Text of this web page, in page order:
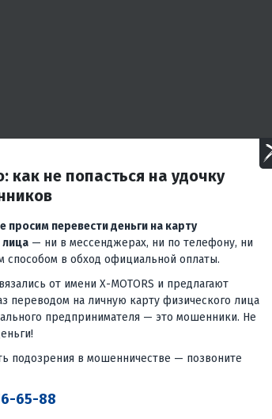
с доставкой по всей России можно на
ruchek
как не попасться на удочку
просим перевести деньги на карту
лица — ни в мессенджерах, ни по телефону, ни
способом в обход официальной оплаты.
от имени X-MOTORS и предлагают
переводом на личную карту физического лица
предпринимателя — это мошенники. Не
подозрения в мошенничестве — позвоните
65-88